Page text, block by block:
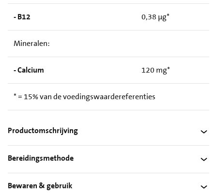
- B12 0,38 µg*
Mineralen:
- Calcium 120 mg*
* = 15% van de voedingswaardereferenties
Productomschrijving
Bereidingsmethode
Bewaren & gebruik